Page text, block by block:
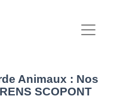
Animaux : Nos
SCOPONT